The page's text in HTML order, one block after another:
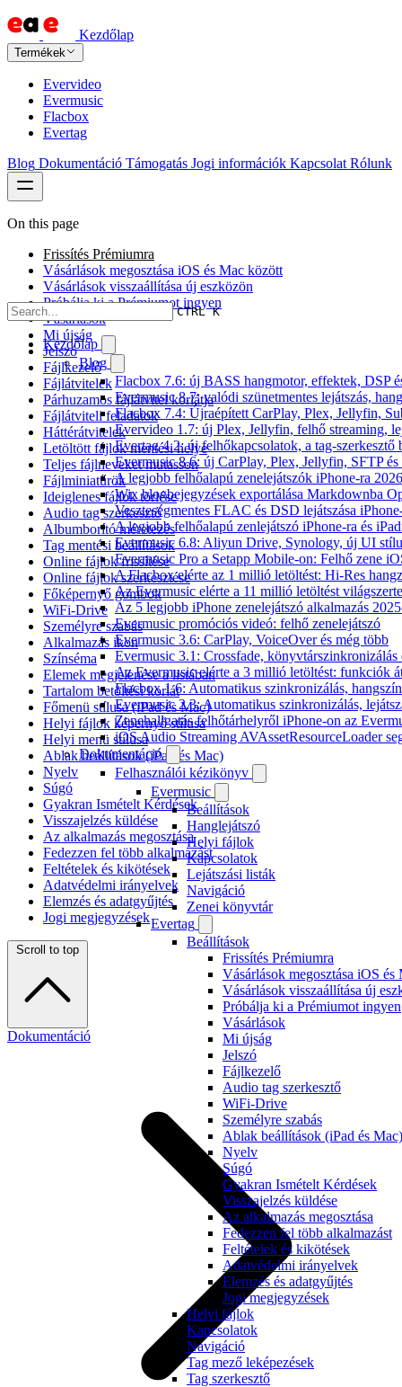
Kezdőlap
Termékek
Evervideo
Evermusic
Flacbox
Evertag
Blog Dokumentáció Támogatás Jogi információk Kapcsolat Rólunk
CTRL K
Kezdőlap
Blog
Flacbox 7.6: új BASS hangmotor, effektek, DSP
Evermusic 8.7: valódi szünetmentes lejátszás,
Flacbox 7.4: Újraépített CarPlay, Plex, Jellyfin,
Evervideo 1.7: új Plex, Jellyfin, felhő streaming,
Evertag 4.2: új felhőkapcsolatok, a tag-szerkesztő
Evermusic 8.6: új CarPlay, Plex, Jellyfin, SFTP
A legjobb felhőalapú zenelejátszók iPhone-ra
Wix blogbejegyzések exportálása Markdownba
Veszteségmentes FLAC és DSD lejátszása
A legjobb felhőalapú zenlejátszó iPhone-ra és
Evermusic 6.8: Aliyun Drive, Synology, új UI
Evermusic Pro a Setapp Mobile-on: Felhő zene
A Flacbox elérte az 1 millió letöltést: Hi-Res
Az Evermusic elérte a 11 millió letöltést világszerte
Az 5 legjobb iPhone zenelejátszó alkalmazás
Evermusic promóciós videó: felhő zenelejátszó
Evermusic 3.6: CarPlay, VoiceOver és még több
Evermusic 3.1: Crossfade, könyvtárszinkronizálás
Az Evermusic elérte a 3 millió letöltést: funkciók
Flacbox 1.6: Automatikus szinkronizálás,
Evermusic 2.3: Automatikus szinkronizálás,
Zenehallgatás felhőtárhelyről iPhone-on az
iOS Audio Streaming AVAssetResourceLoader
Dokumentáció
Felhasználói kézikönyv
Evermusic
Beállítások
Hanglejátszó
Helyi fájlok
Kapcsolatok
Lejátszási listák
Navigáció
Zenei könyvtár
Evertag
Beállítások
Frissítés Prémiumra
Vásárlások megosztása iOS és
Vásárlások visszaállítása új
Próbálja ki a Prémiumot ingyen
Vásárlások
Mi újság
Jelszó
Fájlkezelő
Audio tag szerkesztő
WiFi-Drive
Személyre szabás
Ablak beállítások (iPad és Mac)
Nyelv
Súgó
Gyakran Ismételt Kérdések
Visszajelzés küldése
Az alkalmazás megosztása
Fedezzen fel több alkalmazást
Feltételek és kikötések
Adatvédelmi irányelvek
Elemzés és adatgyűjtés
Jogi megjegyzések
Helyi fájlok
Kapcsolatok
Navigáció
Tag mező leképezések
Tag szerkesztő
On this page
Frissítés Prémiumra
Vásárlások megosztása iOS és Mac között
Vásárlások visszaállítása új eszközön
Próbálja ki a Prémiumot ingyen
Vásárlások
Mi újság
Jelszó
Fájlkezelő
Fájlátvitelek
Párhuzamos fájlátvitel korlátja
Fájlátviteli feladatok
Háttérátvitelek
Letöltött fájlok mentési helye
Teljes fájlneveket mutasson
Fájlminiatűrök
Ideiglenes fájlok törlése
Audio tag szerkesztő
Albumborító méretezés
Tag mentési beállítások
Online fájlok frissítése
Online fájlok szerkesztése
Főképernyő gombok
WiFi-Drive
Személyre szabás
Alkalmazás ikon
Színséma
Elemek megjelenése a listában
Tartalom betöltési korlát
Főmenü stílusa (iPad és Mac)
Helyi fájlok képernyő stílusa
Helyi menü stílusa
Ablak beállítások (iPad és Mac)
Nyelv
Súgó
Gyakran Ismételt Kérdések
Visszajelzés küldése
Az alkalmazás megosztása
Fedezzen fel több alkalmazást
Feltételek és kikötések
Adatvédelmi irányelvek
Elemzés és adatgyűjtés
Jogi megjegyzések
Scroll to top
Dokumentáció